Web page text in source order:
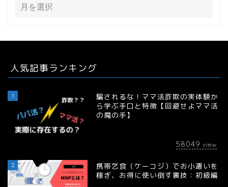
人気記事ランキング
1
騙されるな！ママ活詐欺の実体験か
ら学ぶ手口と特徴【回避せよママ活
の魔の手】
58049 view
2
携帯乞食（ケーコジ）でお小遣いを
稼ぎ、お得に使い倒す裏技：初級編